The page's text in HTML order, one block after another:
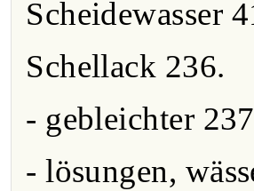
Scheidewasser
Schellack 236.
- gebleichter
- lösungen,